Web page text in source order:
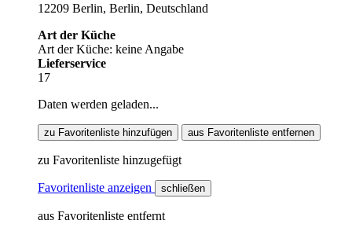
12209 Berlin, Berlin, Deutschland
Art der Küche
Art der Küche: keine Angabe
Lieferservice
17
Daten werden geladen...
zu Favoritenliste hinzufügen aus Favoritenliste entfernen
zu Favoritenliste hinzugefügt
Favoritenliste anzeigen schließen
aus Favoritenliste entfernt